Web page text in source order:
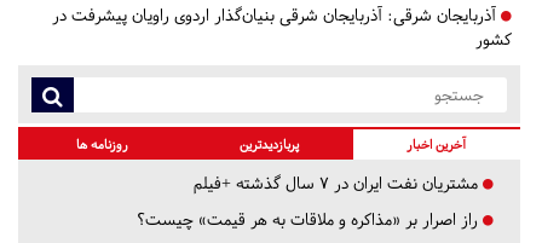
آذربایجان شرقی: آذربایجان‌ شرقی بنیان‌گذار اردوی راویان پیشرفت در
کشور
آخرین اخبار پربازدیدترین روزنامه ها
مشتریان نفت ایران در ۷ سال گذشته +فیلم
راز اصرار بر «مذاکره و ملاقات به هر قیمت» چیست؟